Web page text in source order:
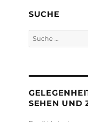
SUCHE
Suche
nach:
SEHEN UND